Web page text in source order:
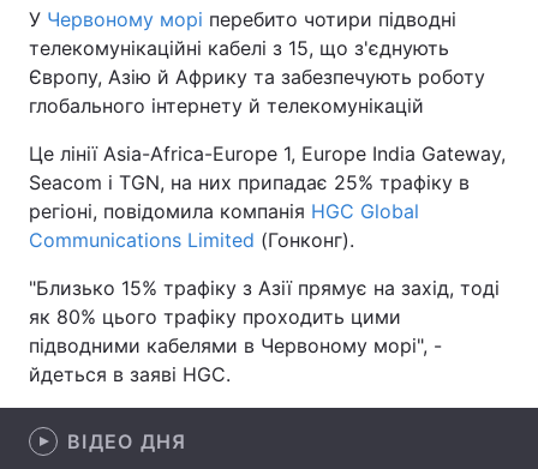
Головна Війна
Україна Політика
Спорт Наука
Техно і зв'язок Лайт
Зброя Інциденти
Здоров'я Туризм
Екологія
У Червоному морі перебито чотири підводні
телекомунікаційні кабелі з 15, що з'єднують
Європу, Азію й Африку та забезпечують роботу
глобального інтернету й телекомунікацій
Це лінії Asia-Africa-Europe 1, Europe India Gateway,
Seacom і TGN, на них припадає 25% трафіку в
регіоні, повідомила компанія HGC Global
Communications Limited (Гонконг).
"Близько 15% трафіку з Азії прямує на захід, тоді
як 80% цього трафіку проходить цими
підводними кабелями в Червоному морі", -
йдеться в заяві HGC.
ВІДЕО ДНЯ